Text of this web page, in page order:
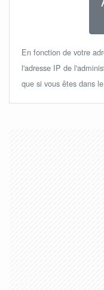
En fonction de votre
l'adresse IP de
que si vous êtes dans